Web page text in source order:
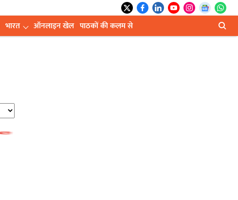
भारत ऑनलाइन खेल पाठकों की कलम से